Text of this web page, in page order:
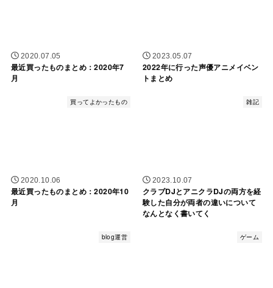
2020.07.05
最近買ったものまとめ：2020年7
月
2023.05.07
2022年に行った声優アニメイベン
トまとめ
買ってよかったもの
2020.10.06
最近買ったものまとめ：2020年10
月
雑記
2023.10.07
クラブDJとアニクラDJの両方を経
験した自分が両者の違いについて
なんとなく書いてく
blog運営 ゲーム